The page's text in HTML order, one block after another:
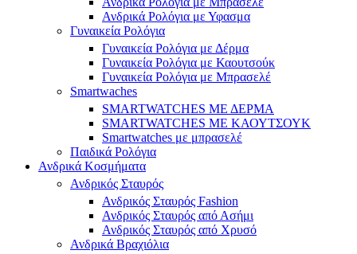
Ανδρικά Ρολόγια με Υφασμα
Γυναικεία Ρολόγια
Γυναικεία Ρολόγια με Δέρμα
Γυναικεία Ρολόγια με Καουτσούκ
Γυναικεία Ρολόγια με Μπρασελέ
Smartwaches
SMARTWATCHES ΜΕ ΔΕΡΜΑ
SMARTWATCHES ΜΕ ΚΑΟΥΤΣΟΥΚ
Smartwatches με μπρασελέ
Παιδικά Ρολόγια
Ανδρικά Κοσμήματα
Ανδρικός Σταυρός
Ανδρικός Σταυρός Fashion
Ανδρικός Σταυρός από Ασήμι
Ανδρικός Σταυρός από Χρυσό
Ανδρικά Βραχιόλια